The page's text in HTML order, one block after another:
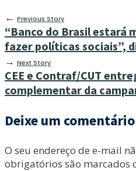
← Previous Story
“Banco do Brasil estará
fazer políticas sociais”,
→ Next Story
CEE e Contraf/CUT
complementar da
Deixe um comentário
O seu endereço de e-mail
obrigatórios são marcados